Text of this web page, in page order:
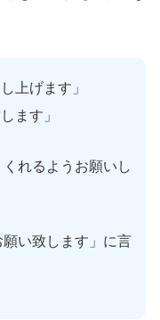
上げます」
ます」
れるようお願いし
い致します」に言